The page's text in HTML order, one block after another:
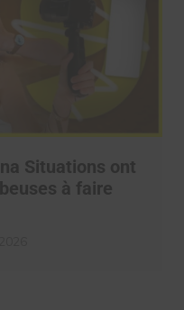
Situations ont
à faire